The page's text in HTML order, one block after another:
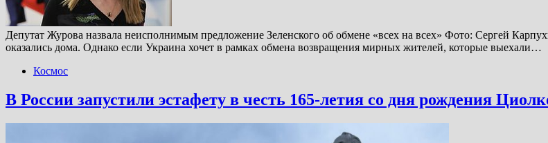
Депутат Журова назвала неисполнимым предложение Зеленского об обмене «всех на всех» Фото: Сергей
оказались дома. Однако если Украина хочет в рамках обмена возвращения мирных жителей, которые выехали…
Космос
В России запустили эстафету в честь 165-летия со дня рождения